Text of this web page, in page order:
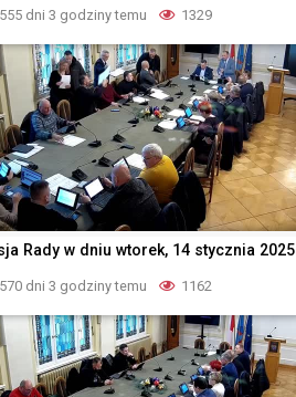
555 dni 3 godziny temu 1329
Rady w dniu wtorek, 14 stycznia 2025
570 dni 3 godziny temu 1162